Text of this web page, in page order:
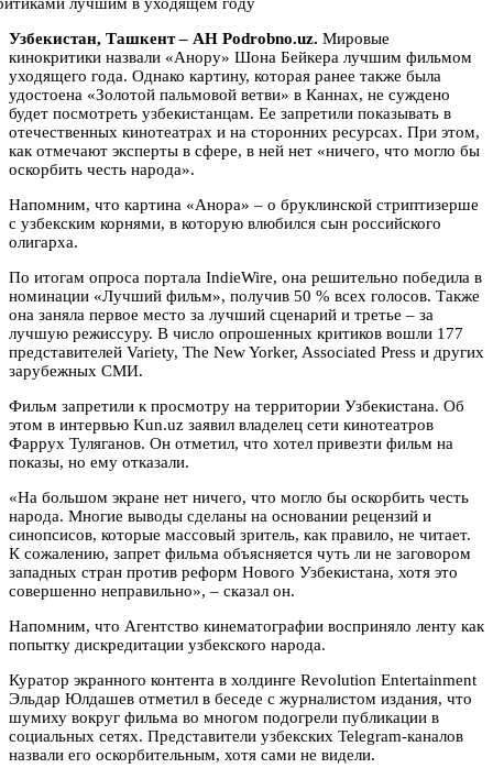
Узбекистан, Ташкент – АН Podrobno.uz. Мировые
кинокритики назвали «Анору» Шона Бейкера лучшим фильмом
уходящего года. Однако картину, которая ранее также была
удостоена «Золотой пальмовой ветви» в Каннах, не суждено
будет посмотреть узбекистанцам. Ее запретили показывать в
отечественных кинотеатрах и на сторонних ресурсах. При этом,
как отмечают эксперты в сфере, в ней нет «ничего, что могло бы
оскорбить честь народа».
Напомним, что картина «Анора» – о бруклинской стриптизерше
с узбекским корнями, в которую влюбился сын российского
олигарха.
По итогам опроса портала IndieWire, она решительно победила в
номинации «Лучший фильм», получив 50 % всех голосов. Также
она заняла первое место за лучший сценарий и третье – за
лучшую режиссуру. В число опрошенных критиков вошли 177
представителей Variety, The New Yorker, Associated Press и других
зарубежных СМИ.
Фильм запретили к просмотру на территории Узбекистана. Об
этом в интервью Kun.uz заявил владелец сети кинотеатров
Фаррух Туляганов. Он отметил, что хотел привезти фильм на
показы, но ему отказали.
«На большом экране нет ничего, что могло бы оскорбить честь
народа. Многие выводы сделаны на основании рецензий и
синопсисов, которые массовый зритель, как правило, не читает.
К сожалению, запрет фильма объясняется чуть ли не заговором
западных стран против реформ Нового Узбекистана, хотя это
совершенно неправильно», – сказал он.
Напомним, что Агентство кинематографии восприняло ленту как
попытку дискредитации узбекского народа.
Куратор экранного контента в холдинге Revolution Entertainment
Эльдар Юлдашев отметил в беседе с журналистом издания, что
шумиху вокруг фильма во многом подогрели публикации в
социальных сетях. Представители узбекских Telegram-каналов
назвали его оскорбительным, хотя сами не видели.